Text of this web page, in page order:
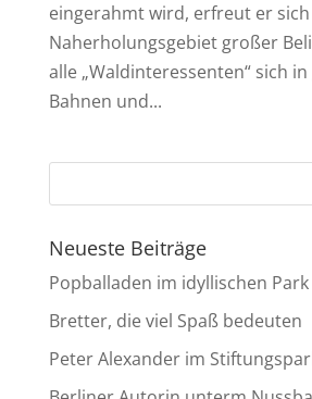
eingerahmt wird, erfreut er sich
Naherholungsgebiet großer
alle „Waldinteressenten“ sich
Bahnen und...
Neueste Beiträge
Popballaden im idyllischen Park
Bretter, die viel Spaß bedeuten
Peter Alexander im